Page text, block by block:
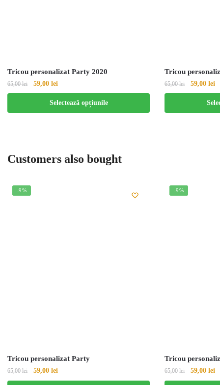
Tricou personalizat Party 2020
65,00lei 59,00 lei
Selectează opțiunile
Tricou
65,00lei 59,00 lei
Customers also bought
-9%
Tricou personalizat Party
65,00lei 59,00 lei
-9%
Tricou
65,00lei 59,00 lei